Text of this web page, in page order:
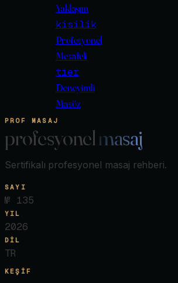
Yaklaşım
kisilik
Profesyonel
Mesafeli
tier
Deneyimli
Masöz
PROF MASAJ
profesyonelmasaj
Sertifikalı profesyonel masaj rehberi.
SAYI
№ 135
YIL
2026
DIL
TR
KEŞIF